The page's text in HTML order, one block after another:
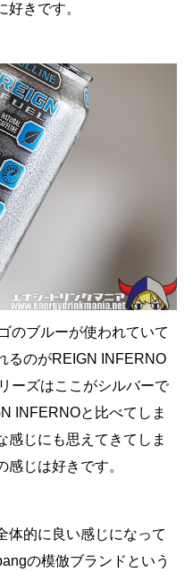
きです。
のブルーが使われていて
るのがREIGN INFERNO
ーズはここがシルバーで
INFERNOと比べてしま
感じにも思えてきてしま
じは好きです。
体的に良い感じになって
の模倣ブランドという